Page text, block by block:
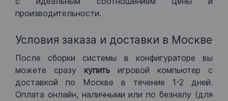
производительности.
Условия заказа и доставки в Москве
После сборки системы в конфигураторе вы
можете сразу купить игровой компьютер с
доставкой по Москве в течение 1-2 дней.
Оплата онлайн, наличными или по безналу (для